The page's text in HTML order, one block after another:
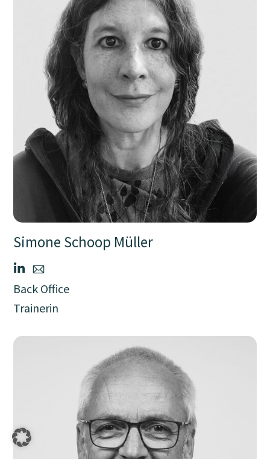
Simone Schoop Müller
Back Office
Trainerin